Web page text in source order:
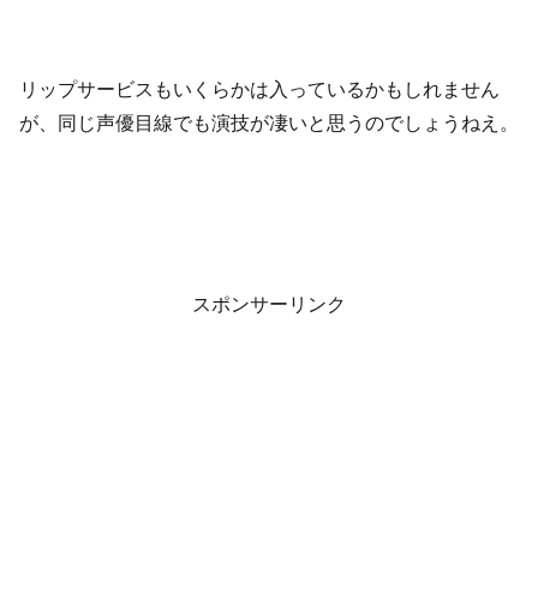
リップサービスもいくらかは入っているかもしれません
が、同じ声優目線でも演技が凄いと思うのでしょうねえ。
スポンサーリンク